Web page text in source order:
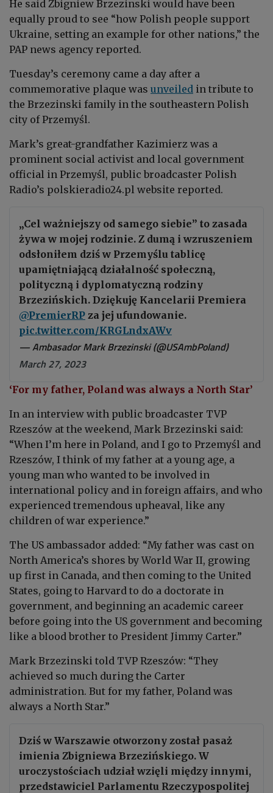
He said Zbigniew Brzezinski would have been
equally proud to see “how Polish people support
Ukraine, setting an example for other nations,” the
PAP news agency reported.
Tuesday’s ceremony came a day after a
commemorative plaque was unveiled in tribute to
the Brzezinski family in the southeastern Polish
city of Przemyśl.
Mark’s great-grandfather Kazimierz was a
prominent social activist and local government
official in Przemyśl, public broadcaster Polish
Radio’s polskieradio24.pl website reported.
„Cel ważniejszy od samego siebie” to zasada
żywa w mojej rodzinie. Z dumą i wzruszeniem
odsłoniłem dziś w Przemyślu tablicę
upamiętniającą działalność społeczną,
polityczną i dyplomatyczną rodziny
Brzezińskich. Dziękuję Kancelarii Premiera
@PremierRP za jej ufundowanie.
pic.twitter.com/KRGLndxAWv
— Ambasador Mark Brzezinski (@USAmbPoland)
March 27, 2023
‘For my father, Poland was always a North Star’
In an interview with public broadcaster TVP
Rzeszów at the weekend, Mark Brzezinski said:
“When I’m here in Poland, and I go to Przemyśl and
Rzeszów, I think of my father at a young age, a
young man who wanted to be involved in
international policy and in foreign affairs, and who
experienced tremendous upheaval, like any
children of war experience.”
The US ambassador added: “My father was cast on
North America’s shores by World War II, growing
up first in Canada, and then coming to the United
States, going to Harvard to do a doctorate in
government, and beginning an academic career
before going into the US government and becoming
like a blood brother to President Jimmy Carter.”
Mark Brzezinski told TVP Rzeszów: “They
achieved so much during the Carter
administration. But for my father, Poland was
always a North Star.”
Dziś w Warszawie otworzony został pasaż
imienia Zbigniewa Brzezińskiego. W
uroczystościach udział wzięli między innymi,
przedstawiciel Parlamentu Rzeczypospolitej